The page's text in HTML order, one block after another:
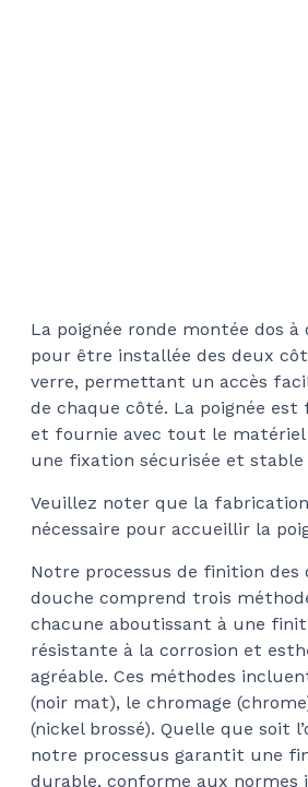
La poignée ronde montée dos à
pour être installée des deux
verre, permettant un accès
de chaque côté. La poignée
et fournie avec tout le matériel
une fixation sécurisée et stable
Veuillez noter que la
nécessaire pour accueillir la
Notre processus de finition des
douche comprend trois
chacune aboutissant à une
résistante à la corrosion et
agréable. Ces méthodes
(noir mat), le chromage
(nickel brossé). Quelle que soit
notre processus garantit une
durable, conforme aux normes